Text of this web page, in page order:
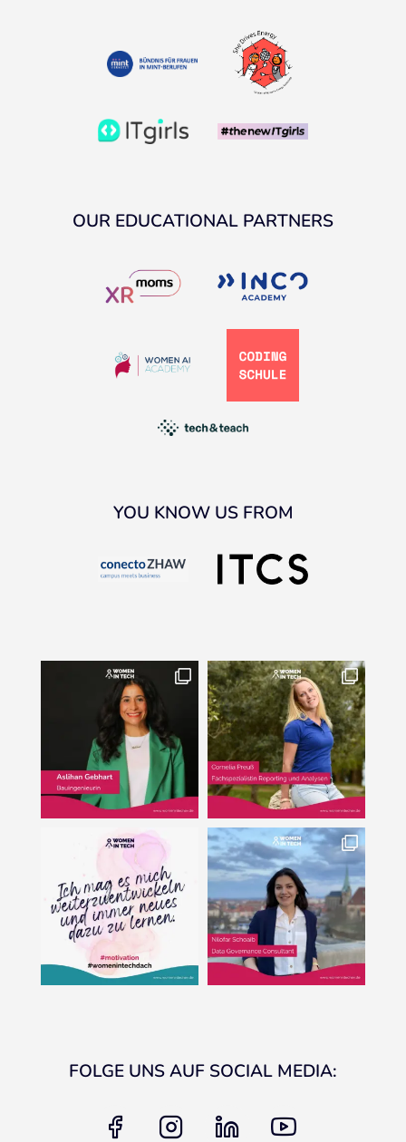
OUR EDUCATIONAL PARTNERS
YOU KNOW US FROM
FOLGE UNS AUF SOCIAL MEDIA:
facebook instagram